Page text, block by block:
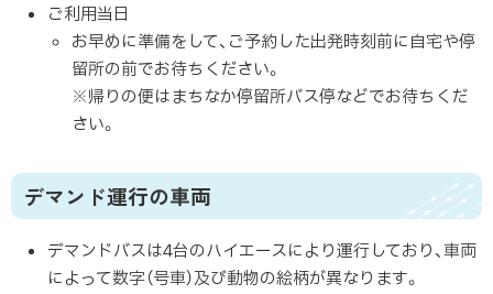
ご利用当日
お早めに準備をして、ご予約した出発時刻前に自宅や停
留所の前でお待ちください。
※帰りの便はまちなか停留所バス停などでお待ちくだ
さい。
デマンド運行の車両
デマンドバスは4台のハイエースにより運行しており、車両
によって数字（号車）及び動物の絵柄が異なります。